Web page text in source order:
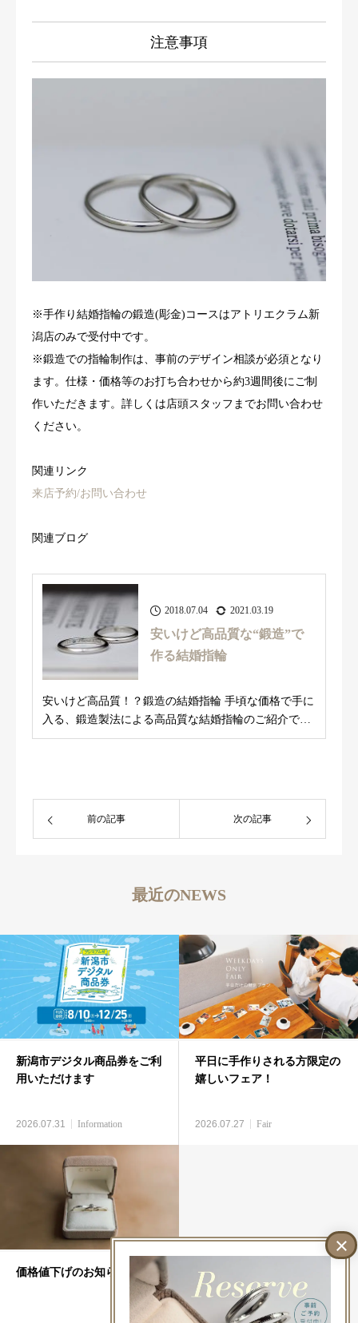
注意事項
※手作り結婚指輪の鍛造(彫金)コースはアトリエクラム新
潟店のみで受付中です。
※鍛造での指輪制作は、事前のデザイン相談が必須となり
ます。仕様・価格等のお打ち合わせから約3週間後にご制
作いただきます。詳しくは店頭スタッフまでお問い合わせ
ください。
関連リンク
来店予約/お問い合わせ
関連ブログ
2018.07.04 2021.03.19
安いけど高品質な“鍛造”で
作る結婚指輪
安いけど高品質！？鍛造の結婚指輪 手頃な価格で手に
入る、鍛造製法による高品質な結婚指輪のご紹介で
す。...
前の記事 次の記事
最近のNEWS
新潟市デジタル商品券をご利
用いただけます
2026.07.31 Information
平日に手作りされる方限定の
嬉しいフェア！
2026.07.27 Fair
価格値下げのお知らせ